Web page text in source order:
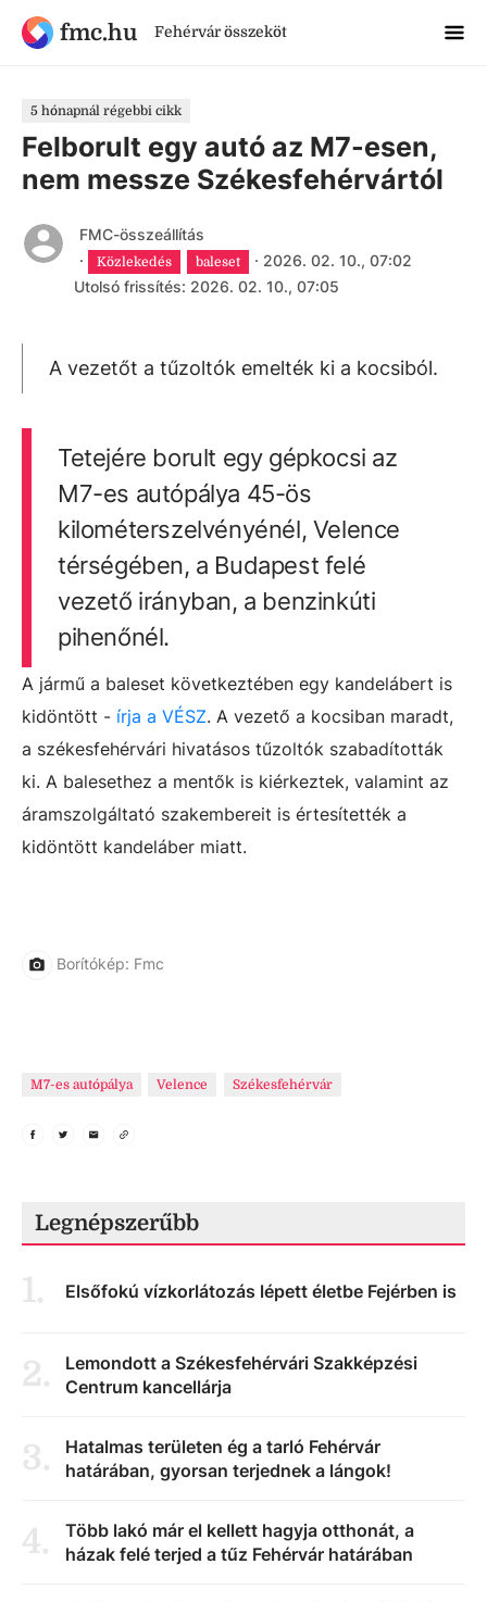
fmc.hu Fehérvár összeköt
5 hónapnál régebbi cikk
Felborult egy autó az M7-esen,
nem messze Székesfehérvártól
FMC-összeállítás
·
Közlekedés baleset · 2026. 02. 10., 07:02
Utolsó frissítés: 2026. 02. 10., 07:05
A vezetőt a tűzoltók emelték ki a kocsiból.
Tetejére borult egy gépkocsi az
M7-es autópálya 45-ös
kilométerszelvényénél, Velence
térségében, a Budapest felé
vezető irányban, a benzinkúti
pihenőnél.
A jármű a baleset következtében egy kandelábert is
kidöntött - írja a VÉSZ. A vezető a kocsiban maradt,
a székesfehérvári hivatásos tűzoltók szabadították
ki. A balesethez a mentők is kiérkeztek, valamint az
áramszolgáltató szakembereit is értesítették a
kidöntött kandeláber miatt.
Borítókép: Fmc
M7-es autópálya Velence Székesfehérvár
Legnépszerűbb
1. Elsőfokú vízkorlátozás lépett életbe Fejérben is
2.
Lemondott a Székesfehérvári Szakképzési
Centrum kancellárja
3.
Hatalmas területen ég a tarló Fehérvár
határában, gyorsan terjednek a lángok!
4.
Több lakó már el kellett hagyja otthonát, a
házak felé terjed a tűz Fehérvár határában